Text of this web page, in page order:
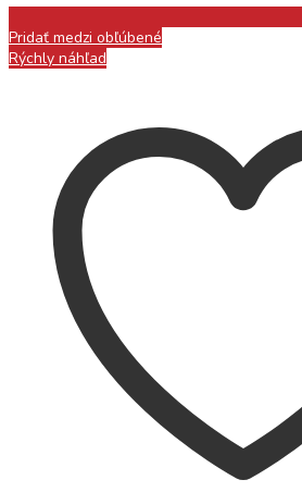
Pridať medzi obľúbené
Rýchly náhľad